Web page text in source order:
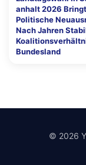
anhalt 2026 Bringt
Politische
Nach Jahren
Bundesland
© 2026